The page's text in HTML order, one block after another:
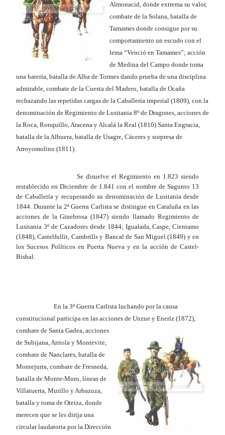
Almonacid, donde extrema su valor,
combate de la Solana, batalla de
Tamames donde consigue por su
comportamiento un escudo con el
lema “Venció en Tamames”; acción
de Medina del Campo donde toma
una batería, batalla de Alba de Tormes dando prueba de una disciplina
admirable, combate de la Cuesta del Madero, batalla de Ocaña
rechazando las repetidas cargas de la Caballería imperial (1809), con la
denominación de Regimiento de Lusitania 8º de Dragones, acciones de
la Roca, Ronquillo, Aracena y Alcalá la Real (1810) Santa Engracia,
batalla de la Albuera, batalla de Usagre, Cáceres y sorpresa de
Arroyomolino (1811).
Se disuelve el Regimiento en 1.823 siendo
restablecido en Diciembre de 1.841 con el nombre de Sagunto 13
de Caballería y recuperando su denominación de Lusitania desde
1844. Durante la 2ª Guerra Carlista se distingue en Cataluña en las
acciones de la Ginebrosa (1847) siendo llamado Regimiento de
Lusitania 3º de Cazadores desde 1844; Igualada, Caspe, Cientamo
(1848), Castelfullit, Cambrills y Bancal de San Miguel (1849) y en
los Sucesos Políticos en Puerta Nueva y en la acción de Castel-
Bisbal.
En la 3ª Guerra Carlista luchando por la causa
constitucional participa en las acciones de Unzue y Eneríz (1872),
combate de Santa Gadea, acciones
de Subijana, Arriola y Montevite,
combate de Nanclares, batalla de
Montejurra, combate de Fresneda,
batalla de Monte-Muro, líneas de
Villatuerta, Murillo y Arbazuza,
batalla y toma de Oteiza, donde
merecen que se les dirija una
circular laudatoria por la Dirección